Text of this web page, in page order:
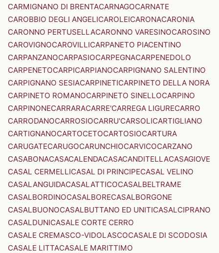
CARMIGNANO DI BRENTACARNAGOCARNATE
CAROBBIO DEGLI ANGELICAROLEICARONACARONIA
CARONNO PERTUSELLACARONNO VARESINOCAROSINO
CAROVIGNOCAROVILLICARPANETO PIACENTINO
CARPANZANOCARPASIOCARPEGNACARPENEDOLO
CARPENETOCARPICARPIANOCARPIGNANO SALENTINO
CARPIGNANO SESIACARPINETICARPINETO DELLA NORA
CARPINETO ROMANOCARPINETO SINELLOCARPINO
CARPINONECARRARACARRE'CARREGA LIGURECARRO
CARRODANOCARROSIOCARRU'CARSOLICARTIGLIANO
CARTIGNANOCARTOCETOCARTOSIOCARTURA
CARUGATECARUGOCARUNCHIOCARVICOCARZANO
CASABONACASACALENDACASACANDITELLACASAGIOVE
CASAL CERMELLICASAL DI PRINCIPECASAL VELINO
CASALANGUIDACASALATTICOCASALBELTRAME
CASALBORDINOCASALBORECASALBORGONE
CASALBUONOCASALBUTTANO ED UNITICASALCIPRANO
CASALDUNICASALE CORTE CERRO
CASALE CREMASCO-VIDOLASCOCASALE DI SCODOSIA
CASALE LITTACASALE MARITTIMO